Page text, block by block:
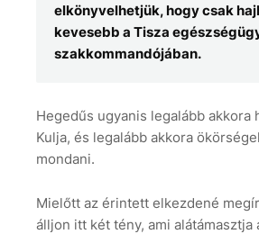
elkönyvelhetjük, hogy csak
kevesebb a Tisza
szakkommandójában.
Hegedűs ugyanis legalább akkora
Kulja, és legalább akkora
mondani.
Mielőtt az érintett elkezdené
álljon itt két tény, ami alátámasztja